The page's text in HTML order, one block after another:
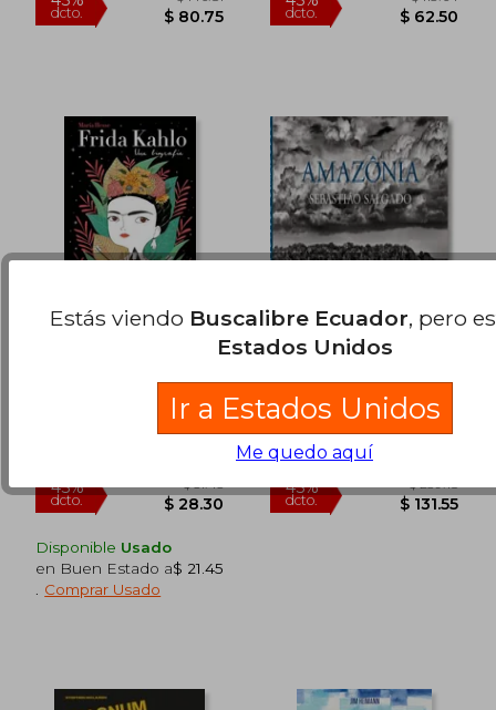
$ 94.64
$ 56.78
45%
$
Kahlo: A Biography
Lumen, 2017, 1 Edición,
Disponible Usado
en Buen Estado a$ 21.45
Comprar Usado
Amazonia
(1)
Taschen, 2021, Tapa Dura,
Nuevo
Estás viendo Buscalibre Ecuador, pero
Estados Unidos
Ir a Estados Unidos
Me quedo aquí